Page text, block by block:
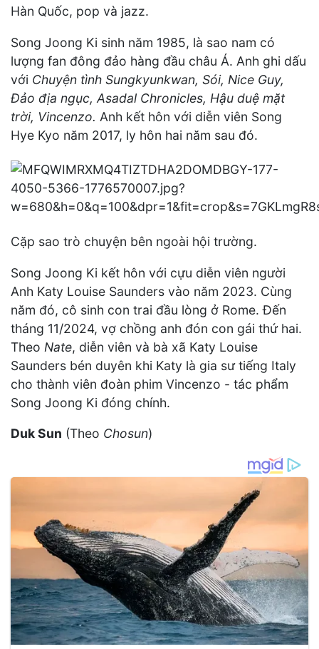
Hàn Quốc, pop và jazz.
Song Joong Ki sinh năm 1985, là sao nam có
lượng fan đông đảo hàng đầu châu Á. Anh ghi dấu
với Chuyện tình Sungkyunkwan, Sói, Nice Guy,
Đảo địa ngục, Asadal Chronicles, Hậu duệ mặt
trời, Vincenzo. Anh kết hôn với diễn viên Song
Hye Kyo năm 2017, ly hôn hai năm sau đó.
Cặp sao trò chuyện bên ngoài hội trường.
Song Joong Ki kết hôn với cựu diễn viên người
Anh Katy Louise Saunders vào năm 2023. Cùng
năm đó, cô sinh con trai đầu lòng ở Rome. Đến
tháng 11/2024, vợ chồng anh đón con gái thứ hai.
Theo Nate, diễn viên và bà xã Katy Louise
Saunders bén duyên khi Katy là gia sư tiếng Italy
cho thành viên đoàn phim Vincenzo - tác phẩm
Song Joong Ki đóng chính.
Duk Sun (Theo Chosun)